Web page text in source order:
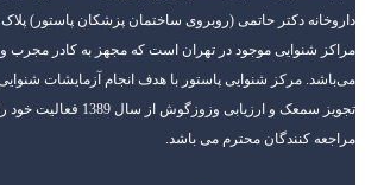
مراکز شنوایی موجود در تهران است که مجهز به کادر مجرب
می‌باشد. مرکز شنوایی پاستور با هدف انجام آزمایشات
تجویز سمعک و ارزیابی
مراجعه کنندگان محترم می باشد.